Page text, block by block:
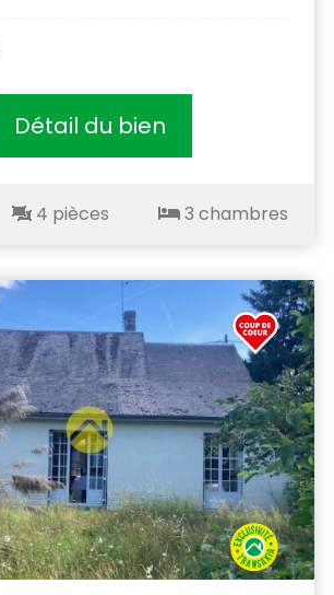
Détail du bien
4 pièces 3 chambres